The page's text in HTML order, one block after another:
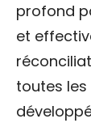
profond
et
toutes